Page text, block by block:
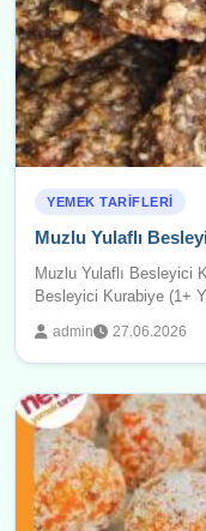
YEMEK TARIFLERI
Muzlu Yulaflı
Muzlu Yulaflı Besleyici
Besleyici Kurabiye (1+
admin 27.06.2026